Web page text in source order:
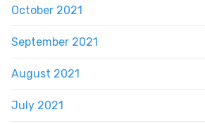
October 2021
September 2021
August 2021
July 2021